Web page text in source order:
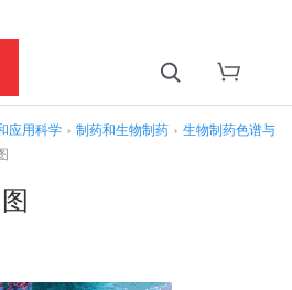
应用科学 › 制药和生物制药 › 生物制药色谱与